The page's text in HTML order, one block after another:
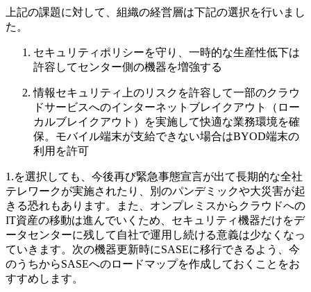
上記の課題に対して、組織の経営層は下記の選択を行いまし
た。
セキュリティポリシーを守り、一時的な生産性低下は
許容してセンター側の機器を増強する
情報セキュリティ上のリスクを許容して一部のクラウ
ドサービスへのインターネットブレイクアウト（ロー
カルブレイクアウト）を実施して快適な業務環境を確
保。モバイル端末が支給できない場合はBYOD端末の
利用を許可
1.を選択しても、今後再び緊急事態宣言が出て長期的な全社
テレワークが実施されたり、別のパンデミックや大災害が起
きる恐れもあります。また、オンプレミスからクラウドへの
IT資産の移動は進んでいくため、セキュリティ機器だけをデ
ータセンターに残して自社で運用し続ける意義は少なくなっ
ていきます。次の機器更新時にSASEに移行できるよう、今
のうちからSASEへのロードマップを作成しておくことをお
すすめします。